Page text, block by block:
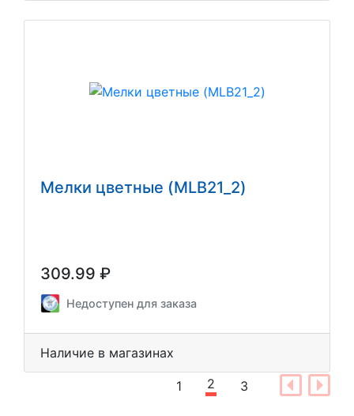
Мелки цветные (MLB21_2)
309.99 ₽
Недоступен для заказа
Наличие в магазинах
1 2 3